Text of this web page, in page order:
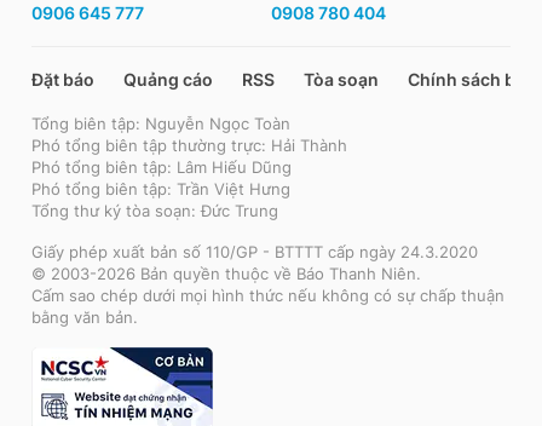
0906 645 777 0908 780 404
Đặt báo Quảng cáo RSS Tòa soạn Chính sách bảo
Tổng biên tập: Nguyễn Ngọc Toàn
Phó tổng biên tập thường trực: Hải Thành
Phó tổng biên tập: Lâm Hiếu Dũng
Phó tổng biên tập: Trần Việt Hưng
Tổng thư ký tòa soạn: Đức Trung
Giấy phép xuất bản số 110/GP - BTTTT cấp ngày 24.3.2020
© 2003-2026 Bản quyền thuộc về Báo Thanh Niên.
Cấm sao chép dưới mọi hình thức nếu không có sự chấp thuận
bằng văn bản.